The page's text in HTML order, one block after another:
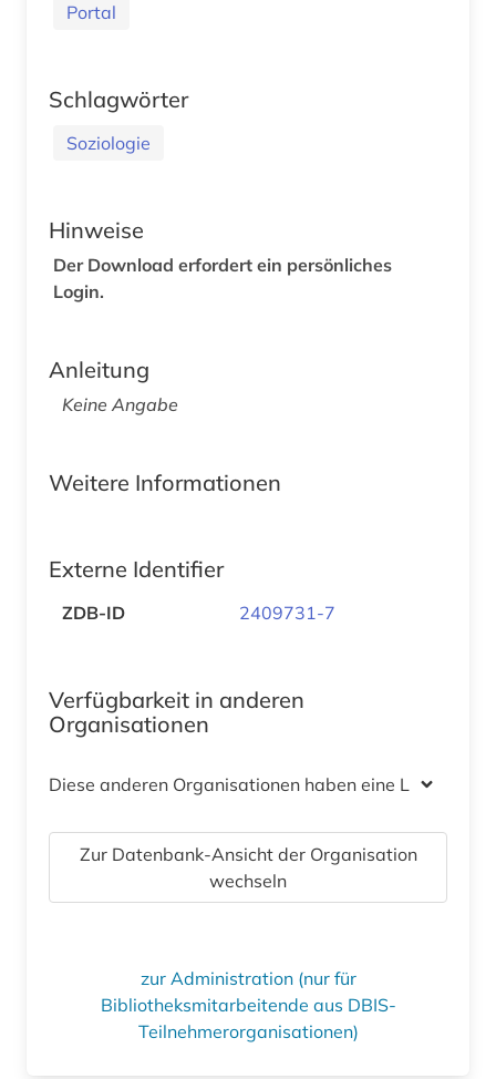
Portal
Schlagwörter
Soziologie
Hinweise
Der Download erfordert ein persönliches
Login.
Anleitung
Keine Angabe
Weitere Informationen
Externe Identifier
ZDB-ID 2409731-7
Verfügbarkeit in anderen
Organisationen
Diese anderen Organisationen haben eine Lizenz
Zur Datenbank-Ansicht der Organisation
wechseln
zur Administration (nur für
Bibliotheksmitarbeitende aus DBIS-
Teilnehmerorganisationen)